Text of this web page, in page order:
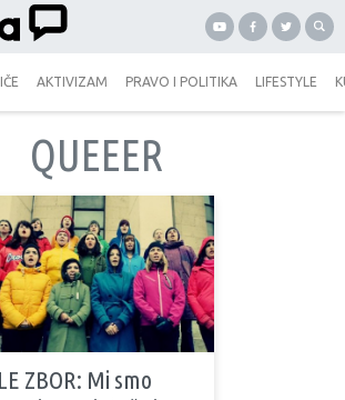
AKTIVIZAM PRAVO I POLITIKA LIFESTYLE
QUEEER
LE ZBOR: Mi smo